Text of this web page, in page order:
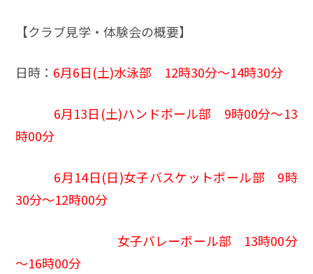
【クラブ見学・体験会の概要】
日時： 6月6日(土)水泳部 12時30分～14時30分
6月13日(土)ハンドボール部 9時00分～13
時00分
6月14日(日)女子バスケットボール部 9時
30分～12時00分
女子バレーボール部 13時00分
～16時00分